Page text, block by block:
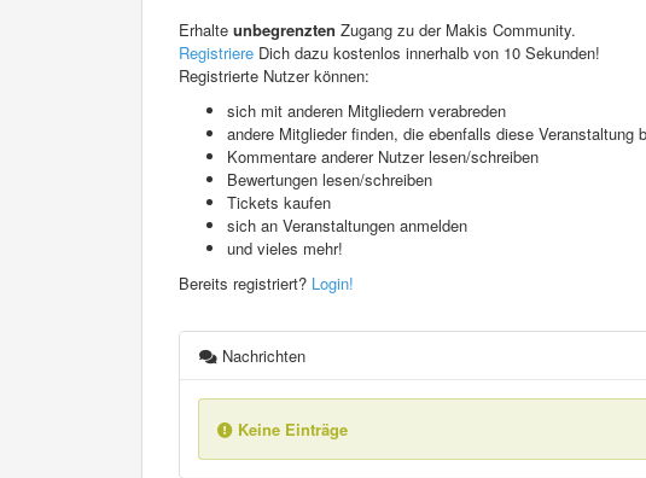
Erhalte unbegrenzten Zugang zu der Makis Community.
Registriere Dich dazu kostenlos innerhalb von 10 Sekunden!
Registrierte Nutzer können:
sich mit anderen Mitgliedern verabreden
andere Mitglieder finden, die ebenfalls diese Veranstaltung
Kommentare anderer Nutzer lesen/schreiben
Bewertungen lesen/schreiben
Tickets kaufen
sich an Veranstaltungen anmelden
und vieles mehr!
Bereits registriert? Login!
Nachrichten
Keine Einträge